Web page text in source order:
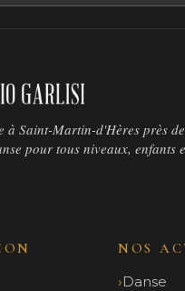
à Saint-Martin-d'Hères près
pour tous niveaux, enfants
NOS
Danse